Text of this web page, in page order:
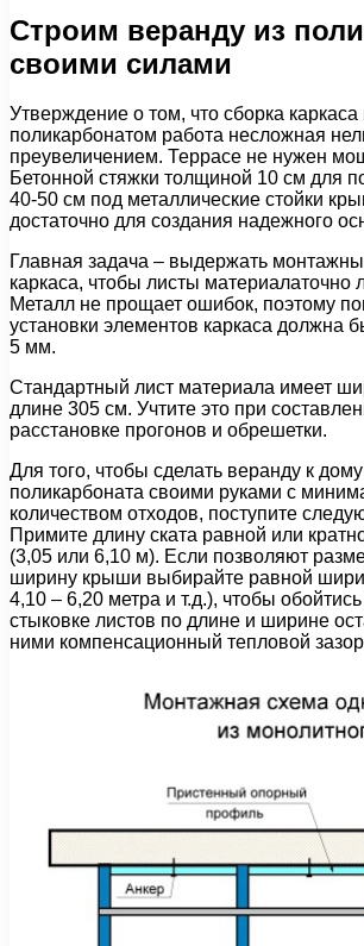
Строим веранду из
своими силами
Утверждение о том, что сборка
поликарбонатом работа несложная
преувеличением. Террасе не нужен
Бетонной стяжки толщиной 10 см для
40-50 см под металлические стойки
достаточно для создания надежного
Главная задача – выдержать
каркаса, чтобы листы материалаточно
Металл не прощает ошибок, поэтому
установки элементов каркаса должна
5 мм.
Стандартный лист материала имеет
длине 305 см. Учтите это при
расстановке прогонов и обрешетки.
Для того, чтобы сделать веранду к
поликарбоната своими руками с
количеством отходов, поступите
Примите длину ската равной или
(3,05 или 6,10 м). Если позволяют
ширину крыши выбирайте равной
4,10 – 6,20 метра и т.д.), чтобы
стыковке листов по длине и ширине
ними компенсационный тепловой